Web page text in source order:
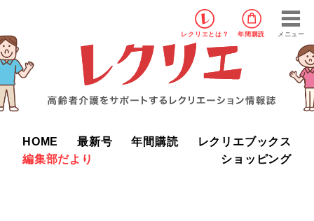
レクリエ とは？ 年間購読 メニュー
HOME 最新号 年間購読
レクリエブックス
編集部だより
ショッピング